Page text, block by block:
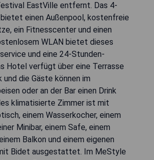
EastVille entfernt. Das 4-
einen Außenpool, kostenfreie
ein Fitnesscenter und einen
WLAN bietet dieses
und eine 24-Stunden-
Hotel verfügt über eine Terrasse
die Gäste können im
oder an der Bar einen Drink
klimatisierte Zimmer ist mit
einem Wasserkocher, einem
Minibar, einem Safe, einem
Balkon und einem eigenen
Bidet ausgestattet. Im MeStyle